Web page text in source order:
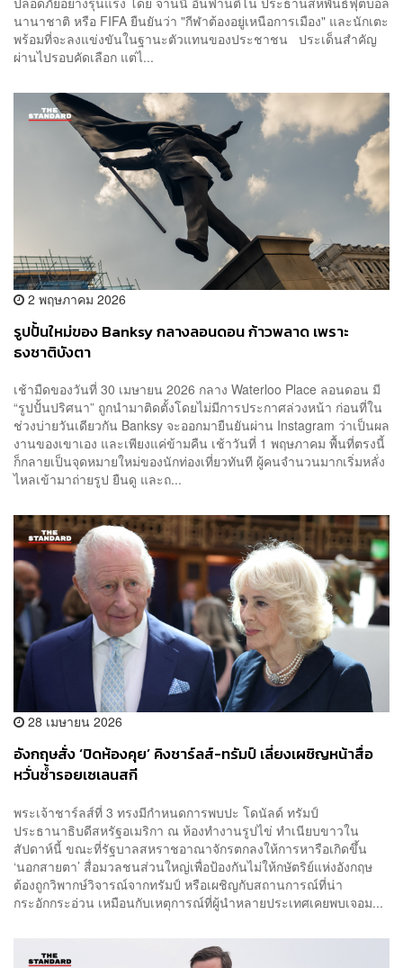
นานาชาติ หรือ FIFA ยืนยันว่า "กีฬาต้องอยู่เหนือการเมือง" และนักเตะ
พร้อมที่จะลงแข่งขันในฐานะตัวแทนของประชาชน ประเด็นสำคัญ
ผ่านไปรอบคัดเลือก แต่ไ...
2 พฤษภาคม 2026
รูปปั้นใหม่ของ Banksy กลางลอนดอน ก้าวพลาด เพราะ
ธงชาติบังตา
เช้ามืดของวันที่ 30 เมษายน 2026 กลาง Waterloo Place ลอนดอน มี
“รูปปั้นปริศนา” ถูกนำมาติดตั้งโดยไม่มีการประกาศล่วงหน้า ก่อนที่ใน
ช่วงบ่ายวันเดียวกัน Banksy จะออกมายืนยันผ่าน Instagram ว่าเป็นผล
งานของเขาเอง และเพียงแค่ข้ามคืน เช้าวันที่ 1 พฤษภาคม พื้นที่ตรงนี้
ก็กลายเป็นจุดหมายใหม่ของนักท่องเที่ยวทันที ผู้คนจำนวนมากเริ่มหลั่ง
ไหลเข้ามาถ่ายรูป ยืนดู และถ...
28 เมษายน 2026
อังกฤษสั่ง ‘ปิดห้องคุย’ คิงชาร์ลส์-ทรัมป์ เลี่ยงเผชิญหน้าสื่อ
หวั่นซ้ำรอยเซเลนสกี
พระเจ้าชาร์ลส์ที่ 3 ทรงมีกำหนดการพบปะ โดนัลด์ ทรัมป์
ประธานาธิบดีสหรัฐอเมริกา ณ ห้องทำงานรูปไข่ ทำเนียบขาวใน
สัปดาห์นี้ ขณะที่รัฐบาลสหราชอาณาจักรตกลงให้การหารือเกิดขึ้น
‘นอกสายตา’ สื่อมวลชนส่วนใหญ่เพื่อป้องกันไม่ให้กษัตริย์แห่งอังกฤษ
ต้องถูกวิพากษ์วิจารณ์จากทรัมป์ หรือเผชิญกับสถานการณ์ที่น่า
กระอักกระอ่วน เหมือนกับเหตุการณ์ที่ผู้นำหลายประเทศเคยพบเจอม...